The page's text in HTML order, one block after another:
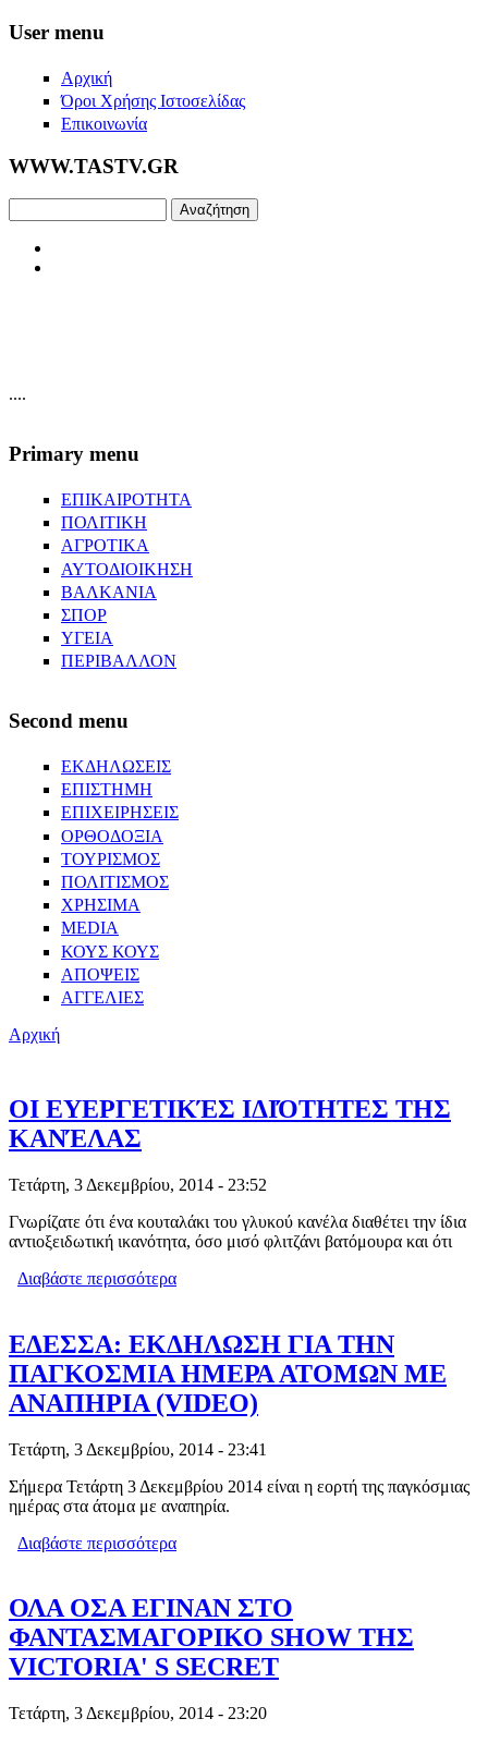
Skip to main content
User menu
Αρχική
Όροι Χρήσης Ιστοσελίδας
Επικοινωνία
WWW.TASTV.GR
....
Primary menu
ΕΠΙΚΑΙΡΟΤΗΤΑ
ΠΟΛΙΤΙΚΗ
ΑΓΡΟΤΙΚΑ
ΑΥΤΟΔΙΟΙΚΗΣΗ
ΒΑΛΚΑΝΙΑ
ΣΠΟΡ
ΥΓΕΙΑ
ΠΕΡΙΒΑΛΛΟΝ
Second menu
ΕΚΔΗΛΩΣΕΙΣ
ΕΠΙΣΤΗΜΗ
ΕΠΙΧΕΙΡΗΣΕΙΣ
ΟΡΘΟΔΟΞΙΑ
ΤΟΥΡΙΣΜΟΣ
ΠΟΛΙΤΙΣΜΟΣ
ΧΡΗΣΙΜΑ
MEDIA
ΚΟΥΣ ΚΟΥΣ
ΑΠΟΨΕΙΣ
ΑΓΓΕΛΙΕΣ
Αρχική
ΟΙ ΕΥΕΡΓΕΤΙΚΈΣ ΙΔΙΌΤΗΤΕΣ ΤΗΣ
ΚΑΝΈΛΑΣ
Τετάρτη, 3 Δεκεμβρίου, 2014 - 23:52
Γνωρίζατε ότι ένα κουταλάκι του γλυκού κανέλα διαθέτει την ίδια
αντιοξειδωτική ικανότητα, όσο μισό φλιτζάνι βατόμουρα και ότι
Διαβάστε περισσότερα
ΕΔΕΣΣΑ: ΕΚΔΗΛΩΣΗ ΓΙΑ ΤΗΝ
ΠΑΓΚΟΣΜΙΑ ΗΜΕΡΑ ΑΤΟΜΩΝ ΜΕ
ΑΝΑΠΗΡΙΑ (VIDEO)
Τετάρτη, 3 Δεκεμβρίου, 2014 - 23:41
Σήμερα Τετάρτη 3 Δεκεμβρίου 2014 είναι η εορτή της παγκόσμιας
ημέρας στα άτομα με αναπηρία.
Διαβάστε περισσότερα
ΟΛΑ ΟΣΑ ΕΓΙΝΑΝ ΣΤΟ
ΦΑΝΤΑΣΜΑΓΟΡΙΚΟ SHOW ΤΗΣ
VICTORIA' S SECRET
Τετάρτη, 3 Δεκεμβρίου, 2014 - 23:20